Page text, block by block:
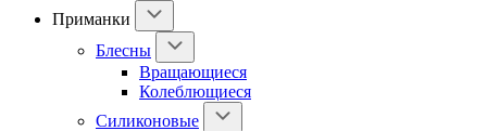
Приманки
Блесны
Вращающиеся
Колеблющиеся
Силиконовые